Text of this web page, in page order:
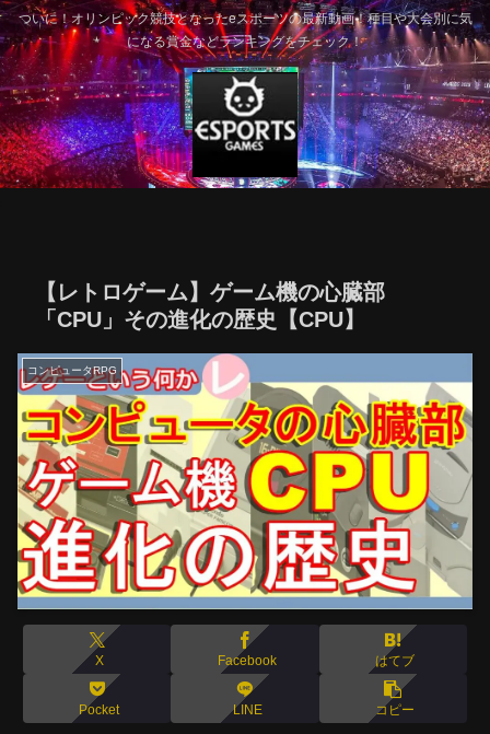
ついに！オリンピック競技となったeスポーツの最新動画！種目や大会別に気
になる賞金などランキングをチェック！
【レトロゲーム】ゲーム機の心臓部
「CPU」その進化の歴史【CPU】
コンピュータRPG
X Facebook はてブ
Pocket LINE コピー